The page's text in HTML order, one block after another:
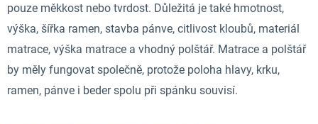
pouze měkkost nebo tvrdost. Důležitá je také hmotnost,
výška, šířka ramen, stavba pánve, citlivost kloubů, materiál
matrace, výška matrace a vhodný polštář. Matrace a polštář
by měly fungovat společně, protože poloha hlavy, krku,
ramen, pánve i beder spolu při spánku souvisí.